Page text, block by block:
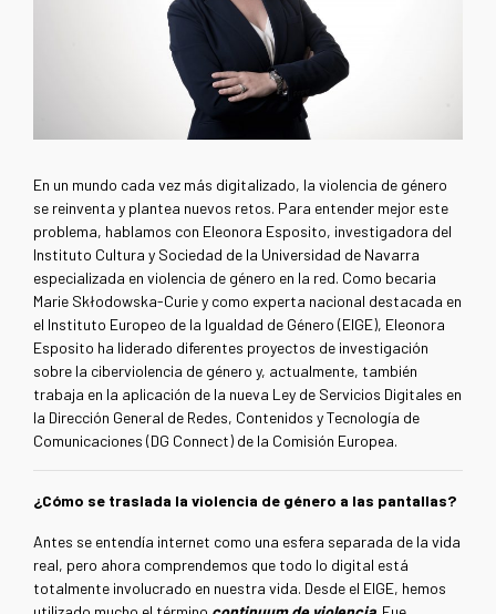
En un mundo cada vez más digitalizado, la violencia de género
se reinventa y plantea nuevos retos. Para entender mejor este
problema, hablamos con Eleonora Esposito, investigadora del
Instituto Cultura y Sociedad de la Universidad de Navarra
especializada en violencia de género en la red. Como becaria
Marie Skłodowska-Curie y como experta nacional destacada en
el Instituto Europeo de la Igualdad de Género (EIGE), Eleonora
Esposito ha liderado diferentes proyectos de investigación
sobre la ciberviolencia de género y, actualmente, también
trabaja en la aplicación de la nueva Ley de Servicios Digitales en
la Dirección General de Redes, Contenidos y Tecnología de
Comunicaciones (DG Connect) de la Comisión Europea.
¿Cómo se traslada la violencia de género a las pantallas?
Antes se entendía internet como una esfera separada de la vida
real, pero ahora comprendemos que todo lo digital está
totalmente involucrado en nuestra vida. Desde el EIGE, hemos